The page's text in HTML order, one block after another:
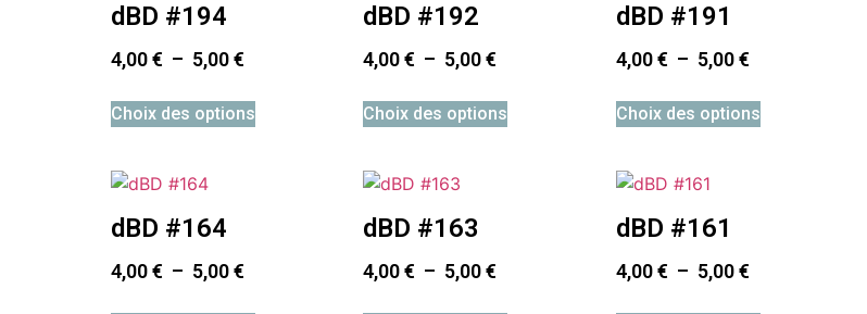
dBD #194
4,00€ – 5,00€
Choix des options
dBD #192
4,00€ – 5,00€
Choix des options
dBD #191
4,00€ – 5,00€
Choix des options
dBD #164
4,00€ – 5,00€
dBD #163
4,00€ – 5,00€
dBD #161
4,00€ – 5,00€